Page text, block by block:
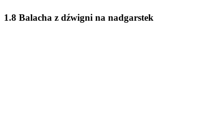
1.8 Balacha z dźwigni na nadgarstek